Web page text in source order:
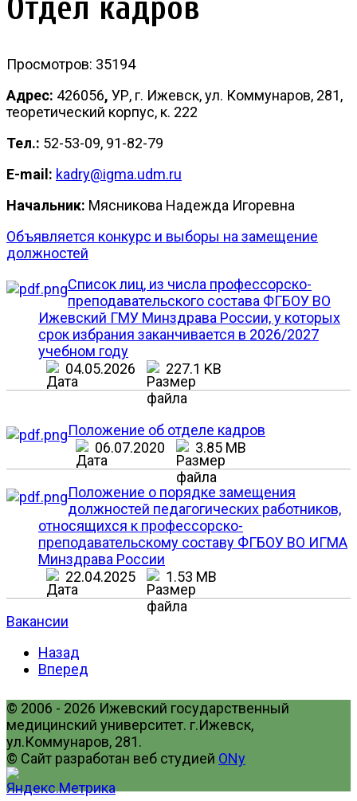
Отдел кадров
Просмотров: 35194
Адрес: 426056, УР, г. Ижевск, ул. Коммунаров, 281,
теоретический корпус, к. 222
Тел.: 52-53-09, 91-82-79
E-mail: kadry@igma.udm.ru
Начальник: Мясникова Надежда Игоревна
Объявляется конкурс и выборы на замещение
должностей
Список лиц, из числа профессорско-
преподавательского состава ФГБОУ ВО
Ижевский ГМУ Минздрава России, у которых
срок избрания заканчивается в 2026/2027
учебном году
04.05.2026
227.1 KB
Положение об отделе кадров
06.07.2020
3.85 MB
Положение о порядке замещения
должностей педагогических работников,
относящихся к профессорско-
преподавательскому составу ФГБОУ ВО ИГМА
Минздрава России
22.04.2025
1.53 MB
Вакансии
Назад
Вперед
© 2006 - 2026 Ижевский государственный
медицинский университет. г.Ижевск,
ул.Коммунаров, 281.
© Сайт разработан веб студией ONy